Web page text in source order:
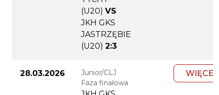
(U20) VS
JKH GKS
JASTRZĘBIE
(U20) 2:3
28.03.2026
Junior/CLJ
Faza finałowa
WIĘCEJ